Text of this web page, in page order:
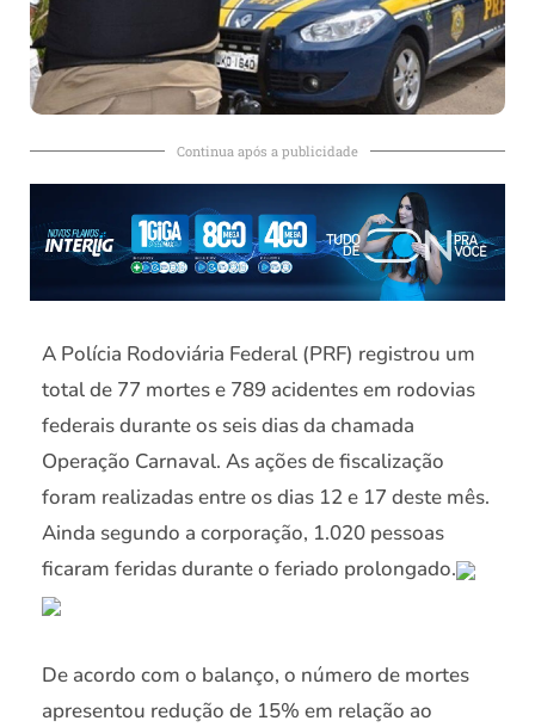
Continua após a publicidade
A Polícia Rodoviária Federal (PRF) registrou um
total de 77 mortes e 789 acidentes em rodovias
federais durante os seis dias da chamada
Operação Carnaval. As ações de fiscalização
foram realizadas entre os dias 12 e 17 deste mês.
Ainda segundo a corporação, 1.020 pessoas
ficaram feridas durante o feriado prolongado.
De acordo com o balanço, o número de mortes
apresentou redução de 15% em relação ao